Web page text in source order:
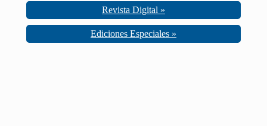
Revista Digital »
Ediciones Especiales »